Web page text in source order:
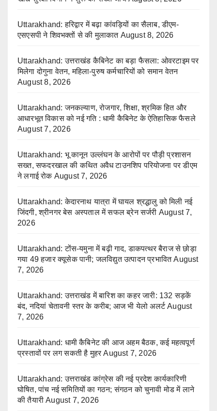
Uttarakhand: हरिद्वार में बढ़ा कांवड़ियों का सैलाब, डीएम-
एसएसपी ने शिवभक्तों से की मुलाकात August 8, 2026
Uttarakhand: उत्तराखंड कैबिनेट का बड़ा फैसला: ओवरटाइम पर
मिलेगा दोगुना वेतन, महिला-पुरुष कर्मचारियों को समान वेतन
August 8, 2026
Uttarakhand: जनकल्याण, रोजगार, शिक्षा, श्रमिक हित और
आधारभूत विकास को नई गति : धामी कैबिनेट के ऐतिहासिक फैसले
August 7, 2026
Uttarakhand: भू कानून उल्लंघन के आरोपों पर पौड़ी प्रशासन
सख्त, सफदरखाल की कथित अवैध टाउनशिप परियोजना पर डीएम
ने लगाई रोक August 7, 2026
Uttarakhand: केदारनाथ यात्रा में घायल श्रद्धालु को मिली नई
जिंदगी, श्रीनगर बेस अस्पताल में सफल ब्रेन सर्जरी August 7,
2026
Uttarakhand: टोंस-यमुना में बढ़ी गाद, डाकपत्थर बैराज से छोड़ा
गया 49 हजार क्यूसेक पानी; जलविद्युत उत्पादन प्रभावित August
7, 2026
Uttarakhand: उत्तराखंड में बारिश का कहर जारी: 132 सड़कें
बंद, नदियां चेतावनी स्तर के करीब; आज भी येलो अलर्ट August
7, 2026
Uttarakhand: धामी कैबिनेट की आज अहम बैठक, कई महत्वपूर्ण
प्रस्तावों पर लग सकती है मुहर August 7, 2026
Uttarakhand: उत्तराखंड कांग्रेस की नई प्रदेश कार्यकारिणी
घोषित, पांच नई समितियों का गठन; संगठन को चुनावी मोड में लाने
की तैयारी August 7, 2026